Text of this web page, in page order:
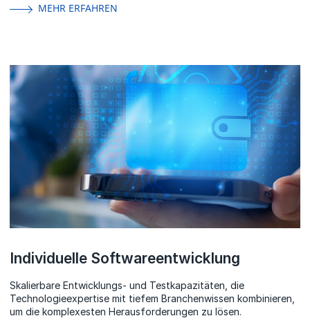
MEHR ERFAHREN
Individuelle Softwareentwicklung
Skalierbare Entwicklungs- und Testkapazitäten, die
Technologieexpertise mit tiefem Branchenwissen kombinieren,
um die komplexesten Herausforderungen zu lösen.